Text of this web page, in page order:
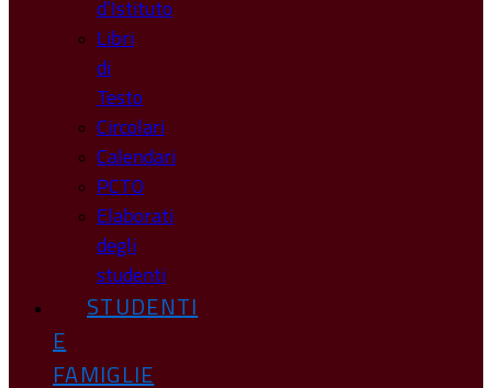
d’Istituto
Libri
di
Testo
Circolari
Calendari
PCTO
Elaborati
degli
studenti
STUDENTI
E
FAMIGLIE